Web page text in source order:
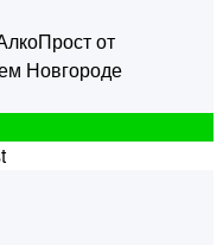
от
Новгороде